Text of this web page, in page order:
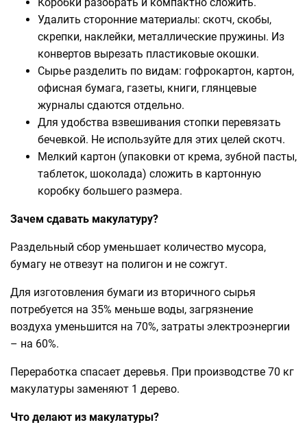
Удалить сторонние материалы: скотч, скобы,
скрепки, наклейки, металлические пружины. Из
конвертов вырезать пластиковые окошки.
Сырье разделить по видам: гофрокартон, картон,
офисная бумага, газеты, книги, глянцевые
журналы сдаются отдельно.
Для удобства взвешивания стопки перевязать
бечевкой. Не используйте для этих целей скотч.
Мелкий картон (упаковки от крема, зубной пасты,
таблеток, шоколада) сложить в картонную
коробку большего размера.
Зачем сдавать макулатуру?
Раздельный сбор уменьшает количество мусора,
бумагу не отвезут на полигон и не сожгут.
Для изготовления бумаги из вторичного сырья
потребуется на 35% меньше воды, загрязнение
воздуха уменьшится на 70%, затраты электроэнергии
– на 60%.
Переработка спасает деревья. При производстве 70 кг
макулатуры заменяют 1 дерево.
Что делают из макулатуры?